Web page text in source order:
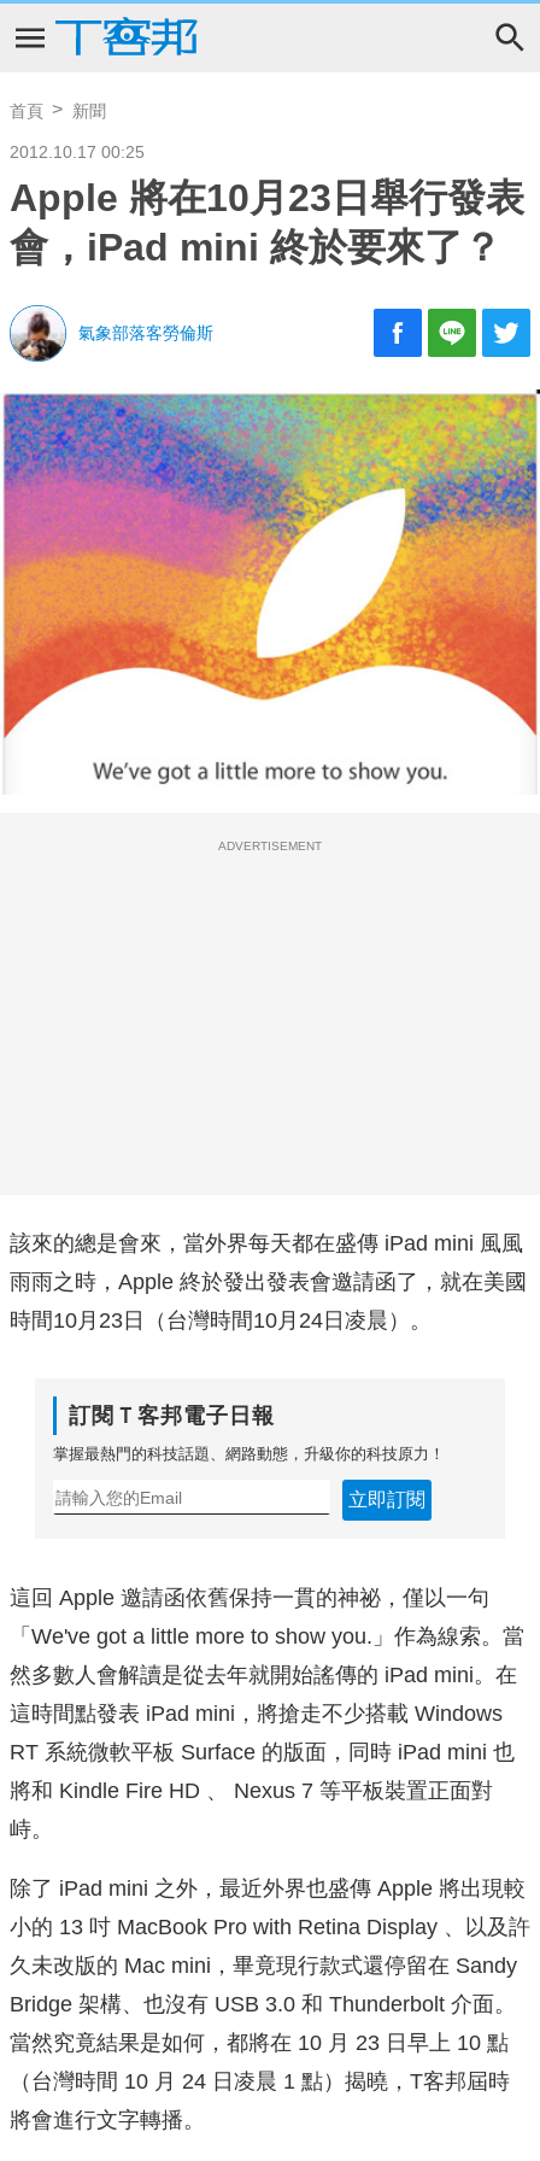
首頁 新聞
2012.10.17 00:25
Apple 將在10月23日舉行發表
會，iPad mini 終於要來了？
氣象部落客勞倫斯
ADVERTISEMENT
該來的總是會來，當外界每天都在盛傳 iPad mini 風風
雨雨之時，Apple 終於發出發表會邀請函了，就在美國
時間10月23日（台灣時間10月24日凌晨）。
訂閱Ｔ客邦電子日報
掌握最熱門的科技話題、網路動態，升級你的科技原力！
立即訂閱
這回 Apple 邀請函依舊保持一貫的神祕，僅以一句
「We've got a little more to show you.」作為線索。當
然多數人會解讀是從去年就開始謠傳的 iPad mini。在
這時間點發表 iPad mini，將搶走不少搭載 Windows
RT 系統微軟平板 Surface 的版面，同時 iPad mini 也
將和 Kindle Fire HD 、 Nexus 7 等平板裝置正面對
峙。
除了 iPad mini 之外，最近外界也盛傳 Apple 將出現較
小的 13 吋 MacBook Pro with Retina Display 、以及許
久未改版的 Mac mini，畢竟現行款式還停留在 Sandy
Bridge 架構、也沒有 USB 3.0 和 Thunderbolt 介面。
當然究竟結果是如何，都將在 10 月 23 日 早上 10 點
（台灣時間 10 月 24 日凌晨 1 點） 揭曉，T客邦屆時
將會進行文字轉播。